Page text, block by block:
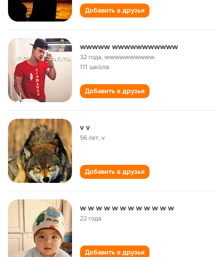
Добавить в друзья
wwwww wwwwwwwwwww
32 года,wwwwwwwwww
111 школа
Добавить в друзья
v v
56 лет,v
Добавить в друзья
w w w w w w w w w w w w
22 года
Добавить в друзья